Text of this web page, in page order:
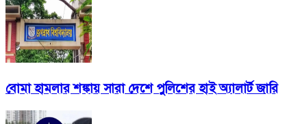
বোমা হামলার শঙ্কায় সারা দেশে পুলিশের হাই অ্যালার্ট জারি